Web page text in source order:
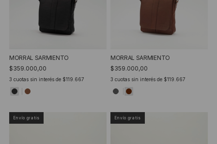
MORRAL SARMIENTO
$359.000,00
3 cuotas sin interés de $119.667
MORRAL SARMIENTO
$359.000,00
3 cuotas sin interés de $119.667
Envío gratis Envío gratis